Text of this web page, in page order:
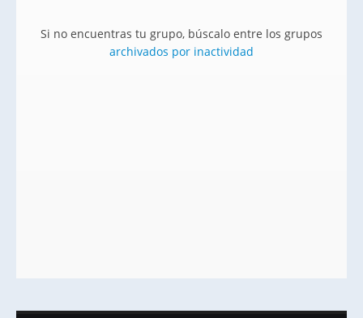
Si no encuentras tu grupo, búscalo entre los grupos
archivados por inactividad